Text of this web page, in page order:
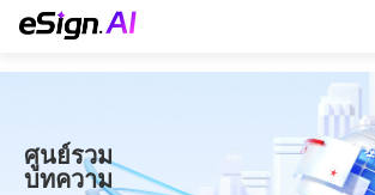
ศูนย์รวม
บทความ